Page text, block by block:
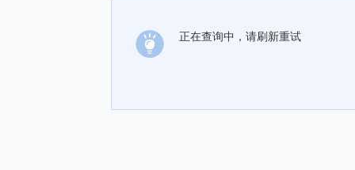
正在查询中，请刷新重试